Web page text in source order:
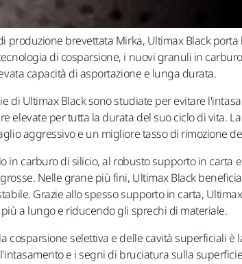
produzione brevettata Mirka, Ultimax Black
di cosparsione, i nuovi granuli in
capacità di asportazione e lunga durata.
di Ultimax Black sono studiate per evitare
elevate per tutta la durata del suo ciclo di vita.
aggressivo e un migliore tasso di rimozione
in carburo di silicio, al robusto supporto in
Nelle grane più fini, Ultimax Black
Grazie allo spesso supporto in carta,
a lungo e riducendo gli sprechi di materiale.
cosparsione selettiva e delle cavità superficiali
e i segni di bruciatura sulla superficie